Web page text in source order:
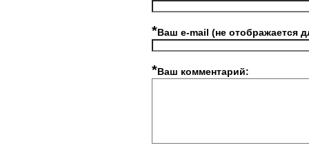
*Ваш e-mail (не отображается
*Ваш комментарий: